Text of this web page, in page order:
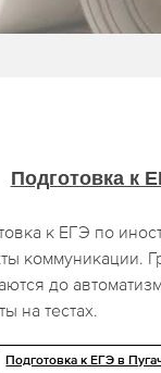
Подготовка к
к ЕГЭ по
коммуникации.
до
на тестах.
Подготовка к ЕГЭ в